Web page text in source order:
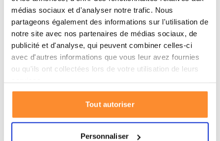
médias sociaux et d'analyser notre trafic. Nous
partageons également des informations sur l'utilisation de
notre site avec nos partenaires de médias sociaux, de
publicité et d'analyse, qui peuvent combiner celles-ci
avec d'autres informations que vous leur avez fournies
ou qu'ils ont collectées lors de votre utilisation de leurs
Tout autoriser
Personnaliser
font un outil indispensable pour toute personne
soucieuse de sa sécurité. Fabriqué par BCB, ce miroir
allie durabilité et efficacité, faisant de lui un élément
essentiel de tout kit de survie ou d’urgence.
Spécifications
Miroir de signalisation
d’urgence